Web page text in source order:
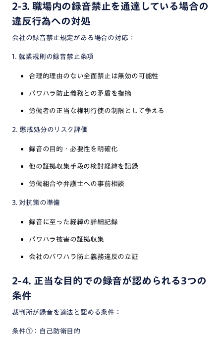
2-3. 職場内の録音禁止を通達している場合の
違反行為への対処
会社の録音禁止規定がある場合の対応：
1. 就業規則の録音禁止条項
合理的理由のない全面禁止は無効の可能性
パワハラ防止義務との矛盾を指摘
労働者の正当な権利行使の制限として争える
2. 懲戒処分のリスク評価
録音の目的・必要性を明確化
他の証拠収集手段の検討経緯を記録
労働組合や弁護士への事前相談
3. 対抗策の準備
録音に至った経緯の詳細記録
パワハラ被害の証拠収集
会社のパワハラ防止義務違反の立証
2-4. 正当な目的での録音が認められる3つの
条件
裁判所が録音を適法と認める条件：
条件①：自己防衛目的